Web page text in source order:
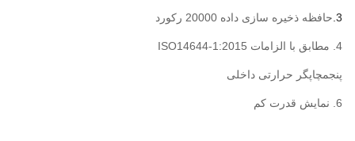
3. حافظه ذخیره سازی داده 20000 رکورد
4. مطابق با الزامات ISO14644-1:2015
پنجمچاپگر حرارتی داخلی
6. نمایش قدرت کم